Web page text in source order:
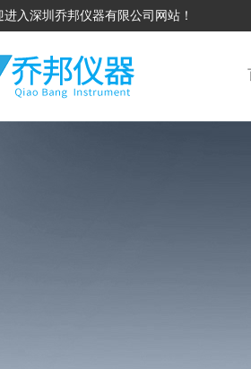
入深圳乔邦仪器有限公司网站！